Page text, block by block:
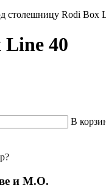
столешницу Rodi Box
40
В
и М.О.